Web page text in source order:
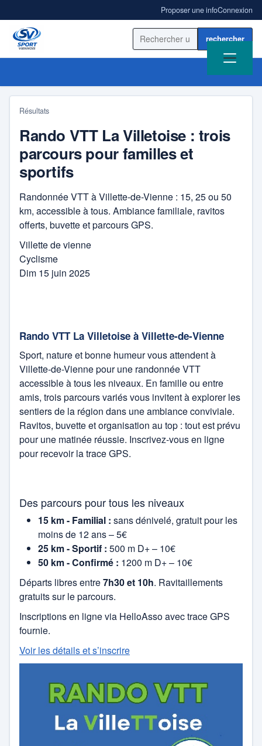
Proposer une infoConnexion
Rechercher sur le site
ACCUEIL
ACTUALITÉ
RÉSULTATS
BLOGS SPORT
AS Ampuis Rugby Côtes
Rôties
Rugby féminin Ampuis
Canoé -kayak
CS Vienne
Danse sportive
US Côtes d'Arey Rugby
ANNUAIRE
cyclisme
Danse
Football
Hand ball
Pétanque
Rugby
sport aérien
Sport d'eau
sport de combat
Tennis de Table
Résultats
Rando VTT La Villetoise : trois
parcours pour familles et
sportifs
Randonnée VTT à Villette-de-Vienne : 15, 25 ou 50
km, accessible à tous. Ambiance familiale, ravitos
offerts, buvette et parcours GPS.
Villette de vienne
Cyclisme
Dim 15 juin 2025
Rando VTT La Villetoise à Villette-de-Vienne
Sport, nature et bonne humeur vous attendent à
Villette-de-Vienne pour une randonnée VTT
accessible à tous les niveaux. En famille ou entre
amis, trois parcours variés vous invitent à explorer les
sentiers de la région dans une ambiance conviviale.
Ravitos, buvette et organisation au top : tout est prévu
pour une matinée réussie. Inscrivez-vous en ligne
pour recevoir la trace GPS.
Des parcours pour tous les niveaux
15 km - Familial : sans dénivelé, gratuit pour les
moins de 12 ans – 5€
25 km - Sportif : 500 m D+ – 10€
50 km - Confirmé : 1200 m D+ – 10€
Départs libres entre7h30 et 10h. Ravitaillements
gratuits sur le parcours.
Inscriptions en ligne via HelloAsso avec trace GPS
fournie.
Voir les détails et s’inscrire